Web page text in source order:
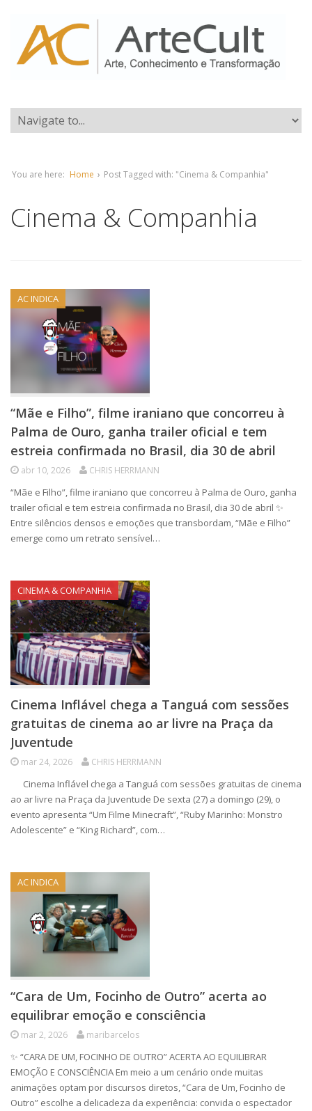
You are here: Home › Post Tagged with: "Cinema & Companhia"
Cinema & Companhia
AC INDICA
“Mãe e Filho”, filme iraniano que concorreu à
Palma de Ouro, ganha trailer oficial e tem
estreia confirmada no Brasil, dia 30 de abril
abr 10, 2026 CHRIS HERRMANN
“Mãe e Filho”, filme iraniano que concorreu à Palma de Ouro, ganha
trailer oficial e tem estreia confirmada no Brasil, dia 30 de abril ✨
Entre silêncios densos e emoções que transbordam, “Mãe e Filho”
emerge como um retrato sensível…
CINEMA & COMPANHIA
Cinema Inflável chega a Tanguá com sessões
gratuitas de cinema ao ar livre na Praça da
Juventude
mar 24, 2026 CHRIS HERRMANN
Cinema Inflável chega a Tanguá com sessões gratuitas de cinema
ao ar livre na Praça da Juventude De sexta (27) a domingo (29), o
evento apresenta “Um Filme Minecraft”, “Ruby Marinho: Monstro
Adolescente” e “King Richard”, com…
AC INDICA
“Cara de Um, Focinho de Outro” acerta ao
equilibrar emoção e consciência
mar 2, 2026 maribarcelos
✨ “CARA DE UM, FOCINHO DE OUTRO” ACERTA AO EQUILIBRAR
EMOÇÃO E CONSCIÊNCIA Em meio a um cenário onde muitas
animações optam por discursos diretos, “Cara de Um, Focinho de
Outro” escolhe a delicadeza da experiência: convida o espectador